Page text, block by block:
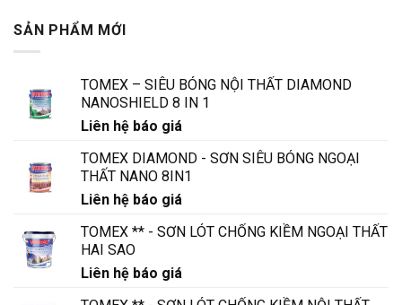
de
Welkomstbonus
SẢN PHẨM MỚI
TOMEX – SIÊU BÓNG NỘI THẤT DIAMOND
NANOSHIELD 8 IN 1
Liên hệ báo giá
TOMEX DIAMOND - SƠN SIÊU BÓNG NGOẠI
THẤT NANO 8IN1
Liên hệ báo giá
TOMEX ** - SƠN LÓT CHỐNG KIỀM NGOẠI THẤT
HAI SAO
Liên hệ báo giá